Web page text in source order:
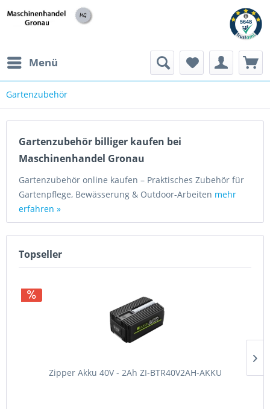
Menü
Gartenzubehör
Gartenzubehör billiger kaufen bei
Maschinenhandel Gronau
Gartenzubehör online kaufen – Praktisches Zubehör für
Gartenpflege, Bewässerung & Outdoor-Arbeiten mehr
erfahren »
Topseller
Zipper Akku 40V - 2Ah ZI-BTR40V2AH-AKKU